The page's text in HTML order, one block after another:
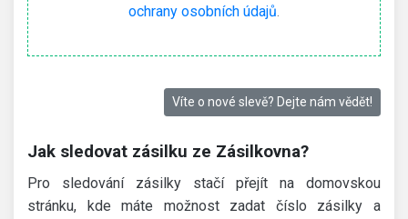
ochrany osobních údajů.
Víte o nové slevě? Dejte nám vědět!
Jak sledovat zásilku ze Zásilkovna?
Pro sledování zásilky stačí přejít na domovskou
stránku, kde máte možnost zadat číslo zásilky a